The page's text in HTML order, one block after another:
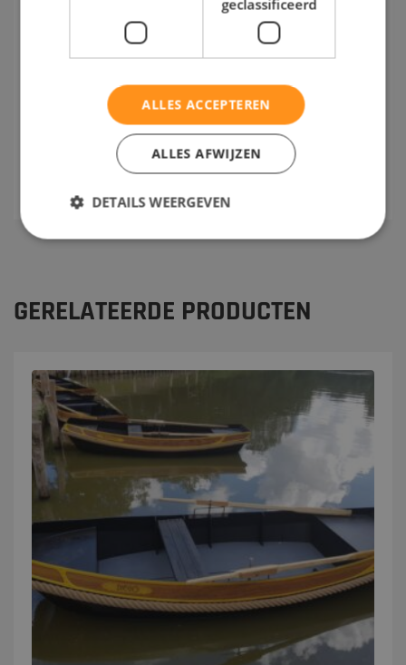
wordt, adviseren we om de boot bij vorst op
het droge te trekken.
Vul contact formulier in voor meer informatie.
GERELATEERDE PRODUCTEN
geclassificeerd
ALLES ACCEPTEREN
ALLES AFWIJZEN
DETAILS WEERGEVEN